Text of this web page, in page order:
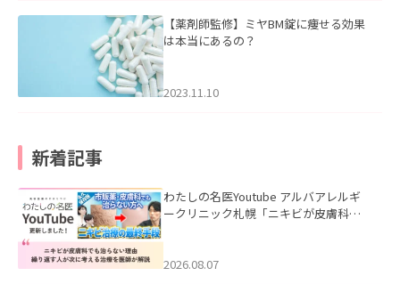
【薬剤師監修】ミヤBM錠に痩せる効果
は本当にあるの？
2023.11.10
新着記事
わたしの名医Youtube アルバアレルギ
ークリニック札幌「ニキビが皮膚科で
ました。
2026.08.07